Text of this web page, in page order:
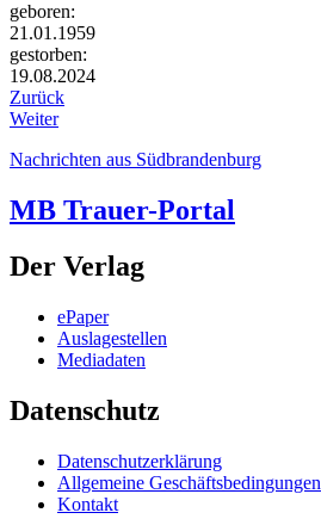
geboren:
21.01.1959
gestorben:
19.08.2024
Zurück
Weiter
Nachrichten aus Südbrandenburg
MB Trauer-Portal
Der Verlag
ePaper
Auslagestellen
Mediadaten
Datenschutz
Datenschutzerklärung
Allgemeine Geschäftsbedingungen
Kontakt